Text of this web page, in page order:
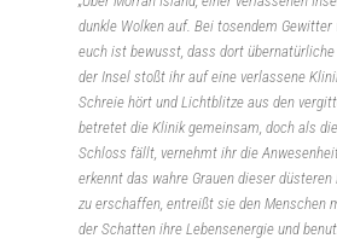
dunkle Wolken auf. Bei tosendem
euch ist bewusst, dass dort
der Insel stoßt ihr auf eine verlassene
Schreie hört und Lichtblitze aus den
betretet die Klinik gemeinsam, doch als
Schloss fällt, vernehmt ihr die
erkennt das wahre Grauen dieser
zu erschaffen, entreißt sie den Menschen
der Schatten ihre Lebensenergie und